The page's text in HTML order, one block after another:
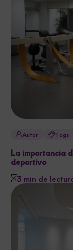
Autor Tags
La importancia
deportivo
3 min de